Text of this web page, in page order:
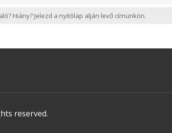
Hiány? Jelezd a nyitólap alján levő címünkön.
reserved.